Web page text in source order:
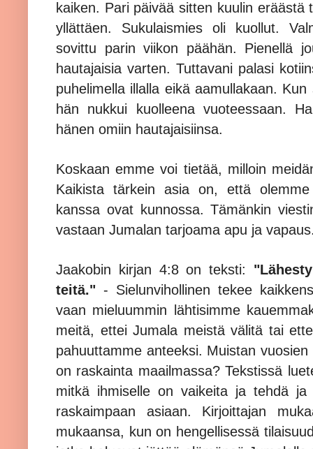
kaiken. Pari päivää sitten kuulin
yllättäen. Sukulaismies oli kuollut.
sovittu parin viikon päähän. Pienellä
hautajaisia varten. Tuttavani palasi
puhelimella illalla eikä aamullakaan.
hän nukkui kuolleena vuoteessaan.
hänen omiin hautajaisiinsa.
Koskaan emme voi tietää, milloin
Kaikista tärkein asia on, että
kanssa ovat kunnossa. Tämänkin
vastaan Jumalan tarjoama apu ja
Jaakobin kirjan 4:8 on teksti:
teitä." - Sielunvihollinen tekee
vaan mieluummin lähtisimme
meitä, ettei Jumala meistä välitä tai
pahuuttamme anteeksi. Muistan
on raskainta maailmassa? Tekstissä
mitkä ihmiselle on vaikeita ja tehdä ja
raskaimpaan asiaan. Kirjoittajan
mukaansa, kun on hengellisessä